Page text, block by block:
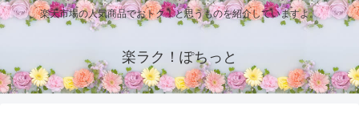
楽天市場の人気商品でおトク！と思うものを紹介していますよ。
楽ラク！ぽちっと